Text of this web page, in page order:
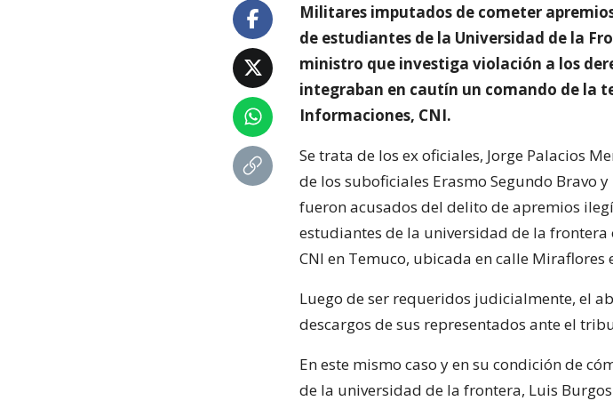
Militares imputados de cometer
de estudiantes de la Universidad de la
ministro que investiga violación a los
integraban en cautín un comando de la
Informaciones, CNI.
Se trata de los ex oficiales, Jorge Palacios
de los suboficiales Erasmo Segundo Bravo
fueron acusados del delito de apremios
estudiantes de la universidad de la frontera
CNI en Temuco, ubicada en calle Miraflores
Luego de ser requeridos judicialmente, el
descargos de sus representados ante el
En este mismo caso y en su condición de
de la universidad de la frontera, Luis Burgos